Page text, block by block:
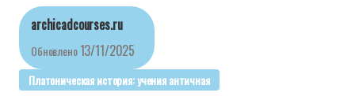
archicadcourses.ru
Обновлено13/11/2025
Платоническая история: учения античная